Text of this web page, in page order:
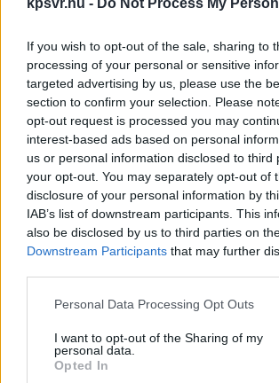
If you wish to opt-out of the sale, sharing to
processing of your personal or sensitive
targeted advertising by us, please use the
section to confirm your selection. Please
opt-out request is processed you may
interest-based ads based on personal
us or personal information disclosed to third
your opt-out. You may separately opt-out of
disclosure of your personal information by
IAB’s list of downstream participants. This
also be disclosed by us to third parties on
Downstream Participants that may further
Please note that this website/app uses one
not limited to your visit or usage behaviour.
grant or deny consent to Google and its
use your data for below specified purposes
Personal Data Processing Opt Outs
I want to opt-out of the Sharing of my
personal data.
Opted In
Modern irodaberendezés a 21.
Az irodabútorok világa folyamatosan
irodai környezetek kialakítása már nem